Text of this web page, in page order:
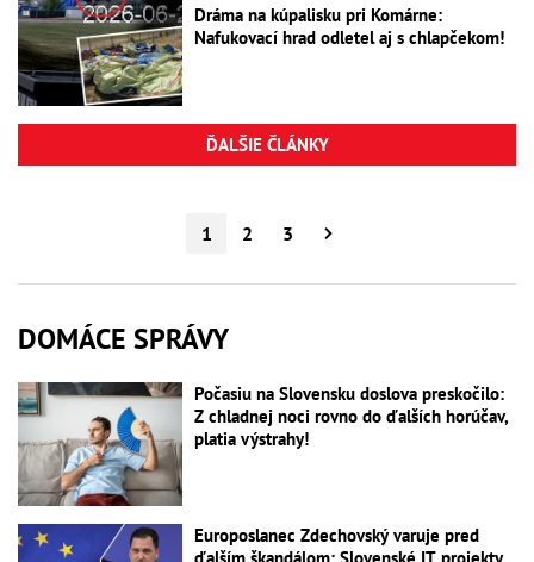
Dráma na kúpalisku pri Komárne:
Nafukovací hrad odletel aj s chlapčekom!
ĎALŠIE ČLÁNKY
1 2 3
DOMÁCE SPRÁVY
Počasiu na Slovensku doslova preskočilo:
Z chladnej noci rovno do ďalších horúčav,
platia výstrahy!
Europoslanec Zdechovský varuje pred